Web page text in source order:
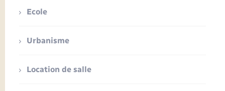
Ecole
Urbanisme
Location de salle